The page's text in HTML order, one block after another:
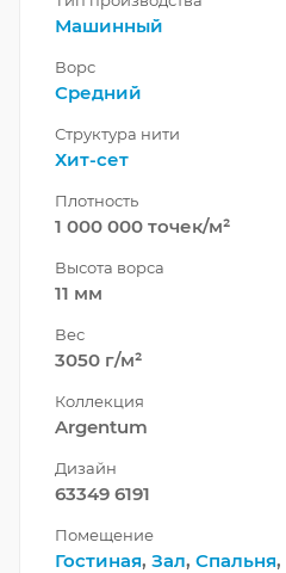
Машинный
Ворс
Средний
Структура нити
Хит-сет
Плотность
1 000 000 точек/м²
Высота ворса
11 мм
Вес
3050 г/м²
Коллекция
Argentum
Дизайн
63349 6191
Помещение
Гостиная, Зал, Спальня,